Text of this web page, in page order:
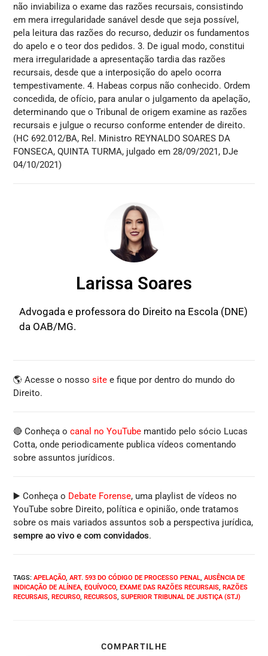
não inviabiliza o exame das razões recursais, consistindo
em mera irregularidade sanável desde que seja possível,
pela leitura das razões do recurso, deduzir os fundamentos
do apelo e o teor dos pedidos. 3. De igual modo, constitui
mera irregularidade a apresentação tardia das razões
recursais, desde que a interposição do apelo ocorra
tempestivamente. 4. Habeas corpus não conhecido. Ordem
concedida, de ofício, para anular o julgamento da apelação,
determinando que o Tribunal de origem examine as razões
recursais e julgue o recurso conforme entender de direito.
(HC 692.012/BA, Rel. Ministro REYNALDO SOARES DA
FONSECA, QUINTA TURMA, julgado em 28/09/2021, DJe
04/10/2021)
Larissa Soares
Advogada e professora do Direito na Escola (DNE)
da OAB/MG.
🌎 Acesse o nossosite e fique por dentro do mundo do
Direito.
🔴 Conheça ocanal no YouTube mantido pelo sócio Lucas
Cotta, onde periodicamente publica vídeos comentando
sobre assuntos jurídicos.
▶️ Conheça o Debate Forense, uma playlist de vídeos no
YouTube sobre Direito, política e opinião, onde tratamos
sobre os mais variados assuntos sob a perspectiva jurídica,
sempre ao vivo e com convidados.
TAGS:APELAÇÃO, ART. 593 DO CÓDIGO DE PROCESSO PENAL, AUSÊNCIA DE
INDICAÇÃO DE ALÍNEA, EQUÍVOCO, EXAME DAS RAZÕES RECURSAIS, RAZÕES
RECURSAIS, RECURSO, RECURSOS, SUPERIOR TRIBUNAL DE JUSTIÇA (STJ)
COMPARTILHE